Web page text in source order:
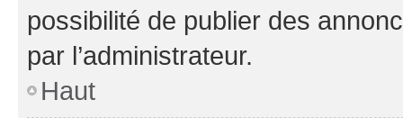
possibilité de publier des
par l’administrateur.
Haut